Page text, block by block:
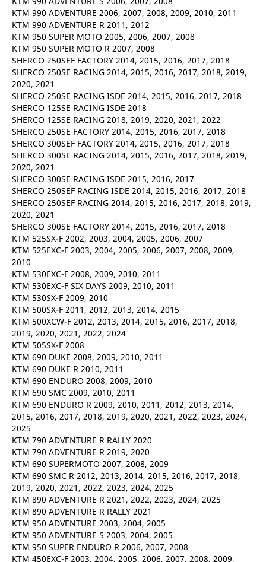
KTM 990 ADVENTURE 2006, 2007, 2008, 2009, 2010, 2011
KTM 990 ADVENTURE R 2011, 2012
KTM 950 SUPER MOTO 2005, 2006, 2007, 2008
KTM 950 SUPER MOTO R 2007, 2008
SHERCO 250SEF FACTORY 2014, 2015, 2016, 2017, 2018
SHERCO 250SE RACING 2014, 2015, 2016, 2017, 2018, 2019,
2020, 2021
SHERCO 250SE RACING ISDE 2014, 2015, 2016, 2017, 2018
SHERCO 125SE RACING ISDE 2018
SHERCO 125SE RACING 2018, 2019, 2020, 2021, 2022
SHERCO 250SE FACTORY 2014, 2015, 2016, 2017, 2018
SHERCO 300SEF FACTORY 2014, 2015, 2016, 2017, 2018
SHERCO 300SE RACING 2014, 2015, 2016, 2017, 2018, 2019,
2020, 2021
SHERCO 300SE RACING ISDE 2015, 2016, 2017
SHERCO 250SEF RACING ISDE 2014, 2015, 2016, 2017, 2018
SHERCO 250SEF RACING 2014, 2015, 2016, 2017, 2018, 2019,
2020, 2021
SHERCO 300SE FACTORY 2014, 2015, 2016, 2017, 2018
KTM 525SX-F 2002, 2003, 2004, 2005, 2006, 2007
KTM 525EXC-F 2003, 2004, 2005, 2006, 2007, 2008, 2009,
2010
KTM 530EXC-F 2008, 2009, 2010, 2011
KTM 530EXC-F SIX DAYS 2009, 2010, 2011
KTM 530SX-F 2009, 2010
KTM 500SX-F 2011, 2012, 2013, 2014, 2015
KTM 500XCW-F 2012, 2013, 2014, 2015, 2016, 2017, 2018,
2019, 2020, 2021, 2022, 2024
KTM 505SX-F 2008
KTM 690 DUKE 2008, 2009, 2010, 2011
KTM 690 DUKE R 2010, 2011
KTM 690 ENDURO 2008, 2009, 2010
KTM 690 SMC 2009, 2010, 2011
KTM 690 ENDURO R 2009, 2010, 2011, 2012, 2013, 2014,
2015, 2016, 2017, 2018, 2019, 2020, 2021, 2022, 2023, 2024,
2025
KTM 790 ADVENTURE R RALLY 2020
KTM 790 ADVENTURE R 2019, 2020
KTM 690 SUPERMOTO 2007, 2008, 2009
KTM 690 SMC R 2012, 2013, 2014, 2015, 2016, 2017, 2018,
2019, 2020, 2021, 2022, 2023, 2024, 2025
KTM 890 ADVENTURE R 2021, 2022, 2023, 2024, 2025
KTM 890 ADVENTURE R RALLY 2021
KTM 950 ADVENTURE 2003, 2004, 2005
KTM 950 ADVENTURE S 2003, 2004, 2005
KTM 950 SUPER ENDURO R 2006, 2007, 2008
KTM 450EXC-F 2003, 2004, 2005, 2006, 2007, 2008, 2009,